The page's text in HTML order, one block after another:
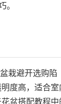
栽避开选购陷
度高，适合室
盆搭配教程中